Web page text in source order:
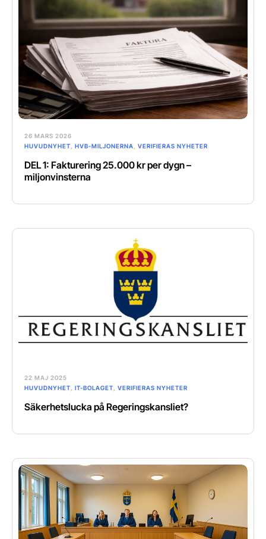
26 MARS 2026
HUVUDNYHET
HVB-MILJONERNA VERIFIERAS NYHETER
DEL 1: Fakturering 25.000 kr per dygn –
miljonvinsterna
22 MAJ 2025
HUVUDNYHET
IT-BOLAGET VERIFIERAS NYHETER
Säkerhetslucka på Regeringskansliet?